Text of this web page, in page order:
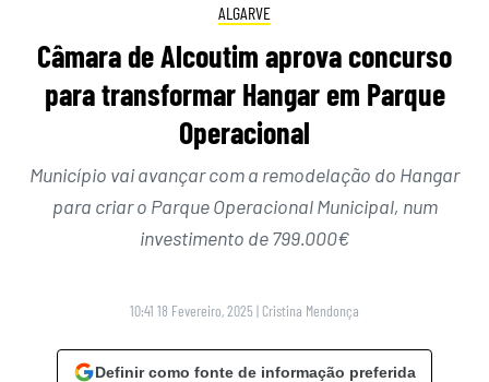
ALGARVE
Câmara de Alcoutim aprova concurso
para transformar Hangar em Parque
Operacional
Município vai avançar com a remodelação do Hangar
para criar o Parque Operacional Municipal, num
investimento de 799.000€
10:41 18 Fevereiro, 2025 | Cristina Mendonça
Definir como fonte de informação preferida